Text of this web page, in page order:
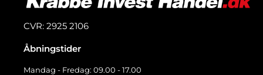
CVR: 2925 2106
Åbningstider
Mandag - Fredag: 09.00 - 17.00